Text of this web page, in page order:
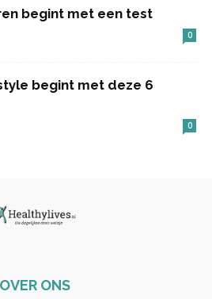
begint met een test
0
begint met deze 6
0
OVER ONS